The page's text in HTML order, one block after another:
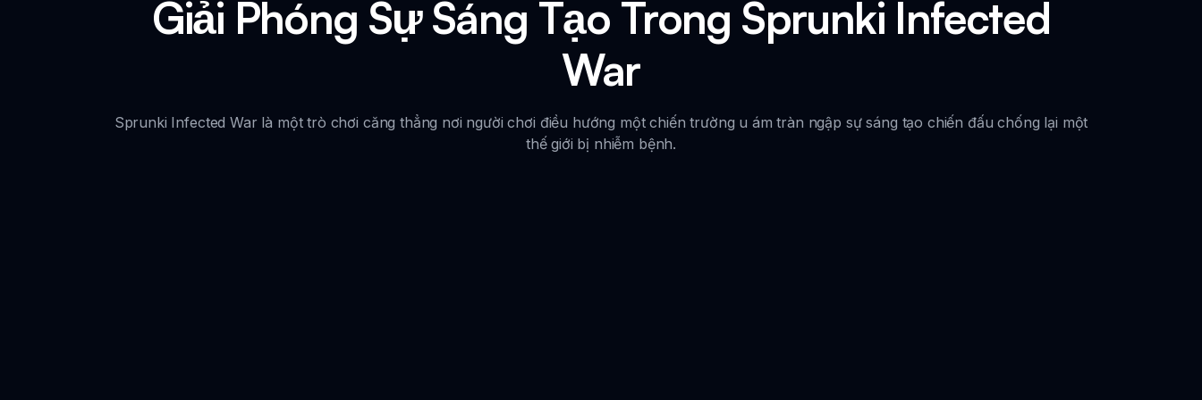
Giải Phóng Sự Sáng Tạo Trong Sprunki Infected
War
Sprunki Infected War là một trò chơi căng thẳng nơi người chơi điều hướng một chiến trường u ám tràn ngập sự sáng tạo chiến đấu chống lại một
thế giới bị nhiễm bệnh.